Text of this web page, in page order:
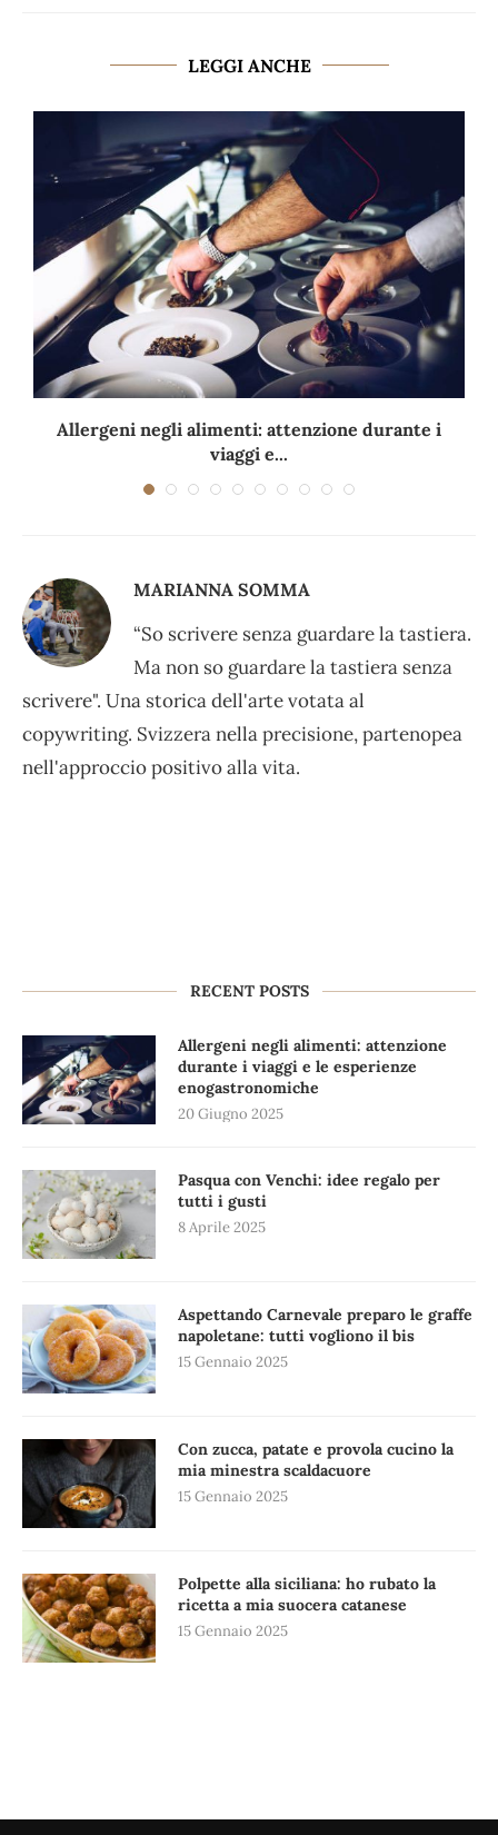
LEGGI ANCHE
Allergeni negli alimenti: attenzione durante i
viaggi e...
MARIANNA SOMMA
“So scrivere senza guardare la tastiera.
Ma non so guardare la tastiera senza
scrivere". Una storica dell'arte votata al
copywriting. Svizzera nella precisione, partenopea
nell'approccio positivo alla vita.
RECENT POSTS
Allergeni negli alimenti: attenzione
durante i viaggi e le esperienze
enogastronomiche
20 Giugno 2025
Pasqua con Venchi: idee regalo per
tutti i gusti
8 Aprile 2025
Aspettando Carnevale preparo le graffe
napoletane: tutti vogliono il bis
15 Gennaio 2025
Con zucca, patate e provola cucino la
mia minestra scaldacuore
15 Gennaio 2025
Polpette alla siciliana: ho rubato la
ricetta a mia suocera catanese
15 Gennaio 2025